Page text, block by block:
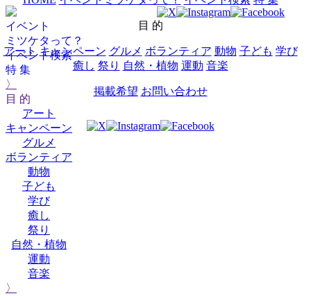
イベント
ミツケタって？
イベント検索
特 集
〉
目 的
アート
キャンペーン
グルメ
ボランティア
動物
子ども
学び
癒し
祭り
自然・植物
運動
音楽
〉
目 的
アート キャンペーン グルメ ボランティア 動物 子ども 学び
癒し 祭り 自然・植物 運動 音楽
掲載希望 お問い合わせ